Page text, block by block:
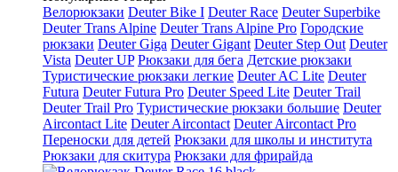
Велорюкзаки Deuter Bike I Deuter Race Deuter Superbike
Deuter Trans Alpine Deuter Trans Alpine Pro Городские
рюкзаки Deuter Giga Deuter Gigant Deuter Step Out Deuter
Vista Deuter UP Рюкзаки для бега Детские рюкзаки
Туристические рюкзаки легкие Deuter AС Lite Deuter
Futura Deuter Futura Pro Deuter Speed Lite Deuter Trail
Deuter Trail Pro Туристические рюкзаки большие Deuter
Aircontact Lite Deuter Aircontact Deuter Aircontact Pro
Переноски для детей Рюкзаки для школы и института
Рюкзаки для скитура Рюкзаки для фрирайда